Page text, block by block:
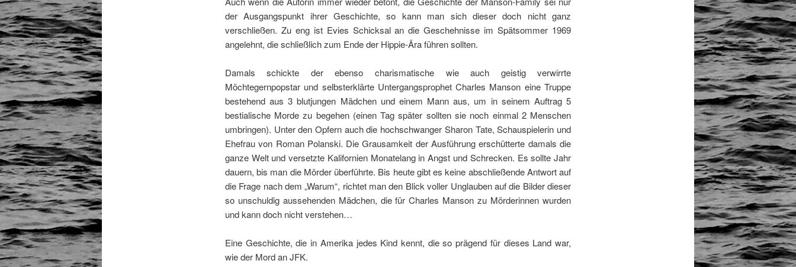
der Ausgangspunkt ihrer Geschichte, so kann man sich dieser doch nicht ganz
verschließen. Zu eng ist Evies Schicksal an die Geschehnisse im Spätsommer 1969
angelehnt, die schließlich zum Ende der Hippie-Ära führen sollten.
Damals schickte der ebenso charismatische wie auch geistig verwirrte
Möchtegernpopstar und selbsterklärte Untergangsprophet Charles Manson eine Truppe
bestehend aus 3 blutjungen Mädchen und einem Mann aus, um in seinem Auftrag 5
bestialische Morde zu begehen (einen Tag später sollten sie noch einmal 2 Menschen
umbringen). Unter den Opfern auch die hochschwanger Sharon Tate, Schauspielerin und
Ehefrau von Roman Polanski. Die Grausamkeit der Ausführung erschütterte damals die
ganze Welt und versetzte Kalifornien Monatelang in Angst und Schrecken. Es sollte Jahr
dauern, bis man die Mörder überführte. Bis heute gibt es keine abschließende Antwort auf
die Frage nach dem „Warum“, richtet man den Blick voller Unglauben auf die Bilder dieser
so unschuldig aussehenden Mädchen, die für Charles Manson zu Mörderinnen wurden
und kann doch nicht verstehen…
Eine Geschichte, die in Amerika jedes Kind kennt, die so prägend für dieses Land war,
wie der Mord an JFK.